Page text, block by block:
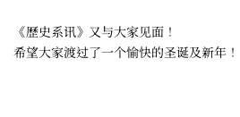
《歷史系讯》又与大家见面！
希望大家渡过了一个愉快的圣诞及新年！